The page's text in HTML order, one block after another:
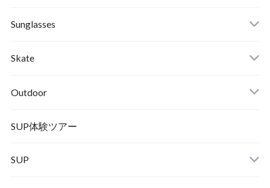
RVCA
ACER
Turn Me On
KAYA
Wetsuits,Rush Guard
Winter Goods
Boots
Bc Gear
Goggle
Helmet
SOX
Shoes
Winter Shoes
Other
Sunglasses
Skate
Outdoor
Norrona
SUP体験ツアー
SUP